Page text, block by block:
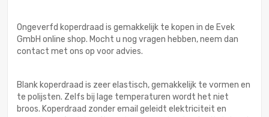
Ongeverfd koperdraad is gemakkelijk te kopen in de Evek
GmbH online shop. Mocht u nog vragen hebben, neem dan
contact met ons op voor advies.
Blank koperdraad is zeer elastisch, gemakkelijk te vormen en
te polijsten. Zelfs bij lage temperaturen wordt het niet
broos. Koperdraad zonder email geleidt elektriciteit en